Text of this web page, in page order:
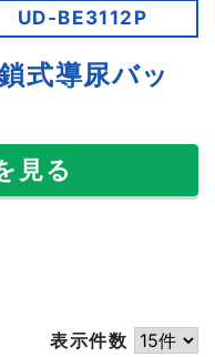
UD-BE3112P
式導尿バッ
見る
表示件数